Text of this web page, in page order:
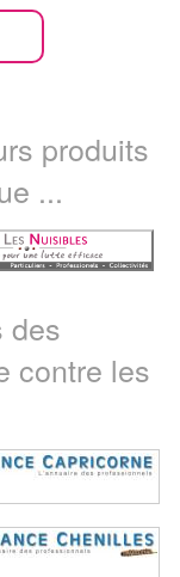
produits
...
des
contre les